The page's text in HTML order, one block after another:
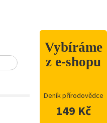
Vybíráme
z e-shopu
Deník přírodovědce
149 Kč